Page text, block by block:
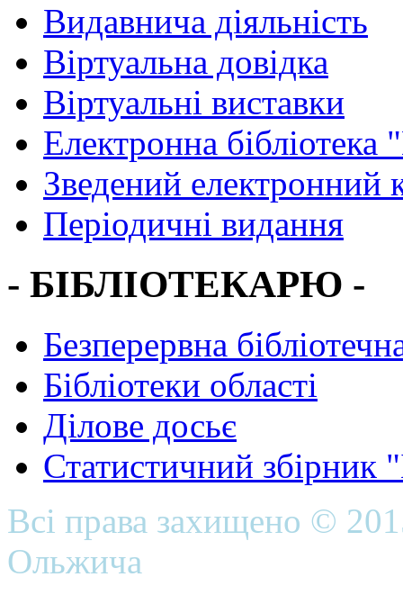
Видавнича діяльність
Віртуальна довідка
Віртуальні виставки
Електронна
Зведений електронний
Періодичні видання
- БІБЛІОТЕКАРЮ -
Безперервна
Бібліотеки області
Ділове досьє
Статистичний
Всі права захищено ©
Ольжича